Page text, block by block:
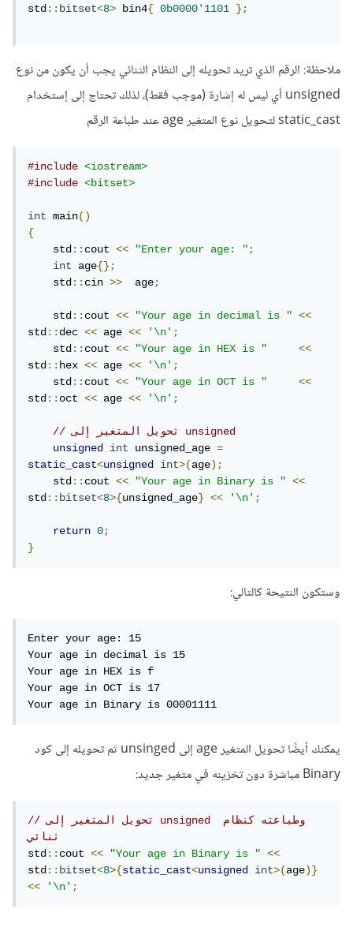
std::bitset<8> bin4{ 0b0000'1101 };
ملاحظة: الرقم الذي تريد تحويله إلى النظام الثنائي يجب أن يكون من نوع
unsigned أي ليس له إشارة (موجب فقط)، لذلك تحتاج إلى إستخدام
static_cast لتحويل نوع المتغير age عند طباعة الرقم
#include
<iostream>
#include
<bitset>
int main()
{
    std
::cout << "Enter your age: ";
int
age{};
    std
::cin >>
  age
;
    std
::cout << "Your age in decimal is "
<<
std::dec << age << '\n';
    std
::cout << "Your age in HEX is "
<<
std::hex << age << '\n';
    std
::cout << "Your age in OCT is "
<<
std::oct << age << '\n';
// تحويل المتغير إلى unsigned
unsigned
int unsigned_age =
static_cast<unsigned int>(age);
    std
::cout << "Your age in Binary is "
<<
std::bitset<8>{unsigned_age} << '\n';
return 0;
}
وستكون النتيحة كالتالي:
Enter your age: 15
Your age in decimal is 15
Your age in HEX is f
Your age in OCT is 17
Your age in Binary is 00001111
يمكنك أيضًا تحويل المتغير age إلى unsinged ثم تحويله إلى كود
Binary مباشرة دون تخزينه في متغير جديد:
// تحويل المتغير إلى unsigned وطباعته كنظام
ثنائي
std::cout << "Your age in Binary is "
<<
std::bitset<8>{static_cast<unsigned int>(age)}
<<
'\n';